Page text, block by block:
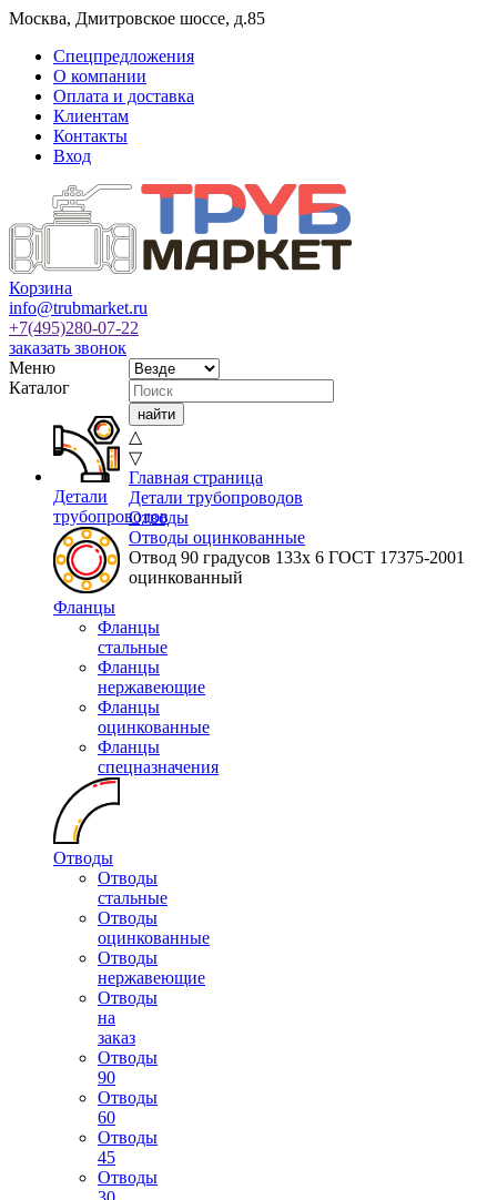
Москва, Дмитровское шоссе, д.85
Спецпредложения
О компании
Оплата и доставка
Клиентам
Контакты
Вход
Корзина
info@trubmarket.ru
+7(495)280-07-22
заказать звонок
Меню
Каталог
Детали
трубопроводов
Фланцы
Фланцы
стальные
Фланцы
нержавеющие
Фланцы
оцинкованные
Фланцы
спецназначения
Отводы
Отводы
стальные
Отводы
оцинкованные
Отводы
нержавеющие
Отводы
на
заказ
Отводы
90
Отводы
60
Отводы
45
Отводы
△
▽
Главная страница
Детали трубопроводов
Отводы
Отводы оцинкованные
Отвод 90 градусов 133х 6 ГОСТ 17375-2001
оцинкованный